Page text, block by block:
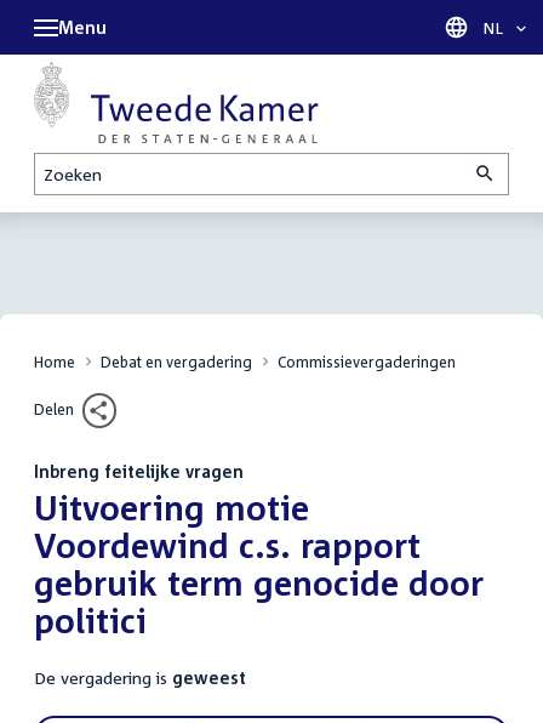
Zoeken
Menu Taal
NL
Home Debat en vergadering Commissievergaderingen
Delen
Inbreng feitelijke vragen
:Uitvoering motie
Voordewind c.s. rapport
gebruik term genocide door
politici
De vergadering is geweest